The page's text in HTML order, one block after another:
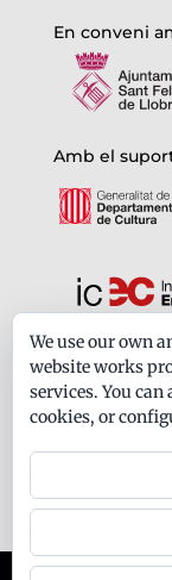
En conveni
Amb el
Formem part
We use our own
website works
services. You
cookies, or